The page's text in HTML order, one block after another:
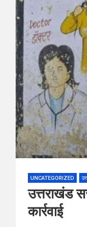
UNCATEGORIZED
उत्तराखंड
कार्रवाई